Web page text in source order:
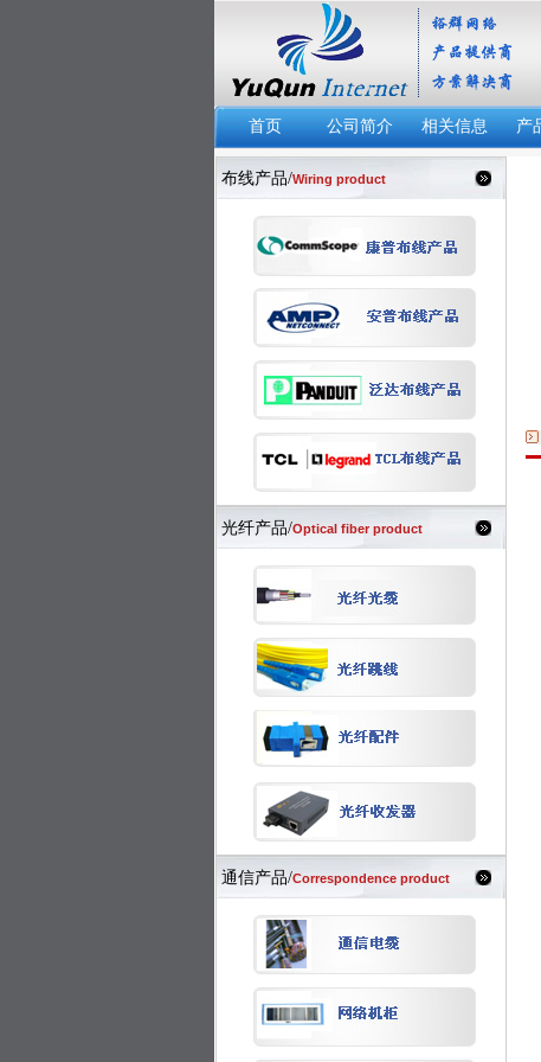
首页 公司简介 相关信息 产
布线产品/Wiring product
光纤产品/Optical fiber product
通信产品/Correspondence product